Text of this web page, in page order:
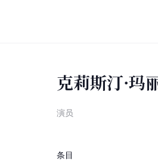
克莉斯汀·玛
演员
条目